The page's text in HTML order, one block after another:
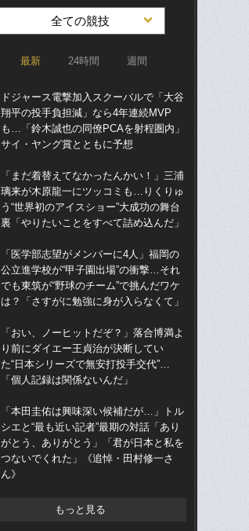
全ての競技
最新 24時間 週間
ドジャース電撃加入スクーバルで「大谷
翔平の投手負担減」なら4年連続MVP
も…「鈴木誠也の同僚PCAを射程圏内」
サイ・ヤング賞とともに予想
「まだ着替えてなかったんかい！」三浦
璃来が木原龍一にツッコミも…りくりゅ
う“世界初のアイスショー”大成功の舞台
裏「やりたいことをすべて詰め込んだ」
「医学部志望がメンバーに4人」福岡の
公立進学校が“甲子園出場”の衝撃…それ
でも東筑が“野球のチーム”で挑んだワケ
は？「さすがに勉強に身が入らなくて」
「おい、ノーヒットだぞ？」落合博満よ
り前にダイエー王貞治が決断してい
た“日本シリーズで無安打投手交代”…
「個人記録は関係ないんだ」
「本田圭佑は興味深い候補だが…」トル
シエと“最も近い記者”最期の対話「あり
がとう、ありがとう」「君が日本と私を
つないでくれた」《追悼・田村修一さ
ん》
もっと見る